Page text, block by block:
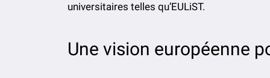
universitaires telles qu’EULiST.
Une vision européenne